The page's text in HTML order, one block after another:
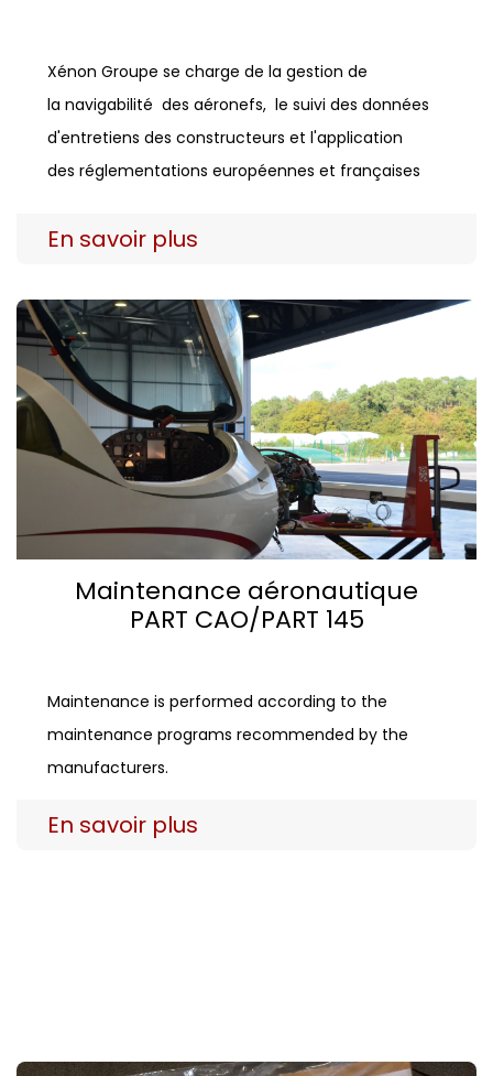
Xénon Groupe se charge de la gestion de
la navigabilité des aéronefs, le suivi des données
d'entretiens des constructeurs et l'application
des réglementations européennes et françaises
En savoir plus
Maintenance aéronautique
PART CAO/PART 145
Maintenance is performed according to the
maintenance programs recommended by the
manufacturers.
En savoir plus